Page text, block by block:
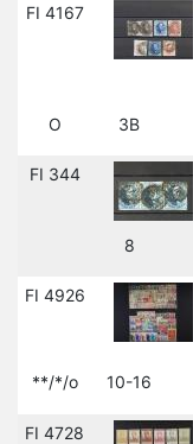
FI 4167
O
3B
FI 344
8
FI 4926
**/*/o
10-16
FI 4728